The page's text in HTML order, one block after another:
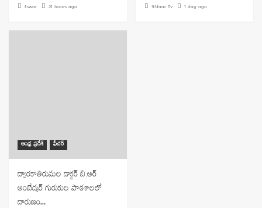
Eswar 21 hours ago 9Staar Tv 1 day ago
ఆంధ్ర ప్రదేశ్ ఫీచర్
ద్వారకాతిరుమల డాక్టర్ బి.ఆర్
అంబేద్కర్ గురుకుల పాఠశాలలో
దారుణం…